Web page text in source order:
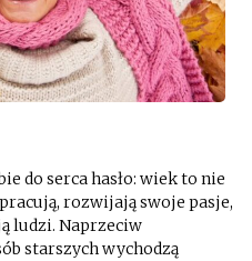
do serca hasło: wiek to nie
rozwijają swoje pasje,
ludzi. Naprzeciw
starszych wychodzą